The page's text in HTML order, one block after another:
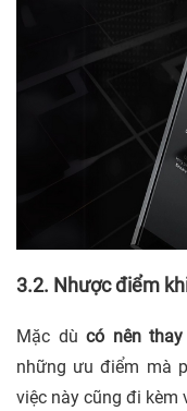
3.2. Nhược điểm
Mặc dùcó nên
những ưu điểm mà
việc này cũng đi kèm